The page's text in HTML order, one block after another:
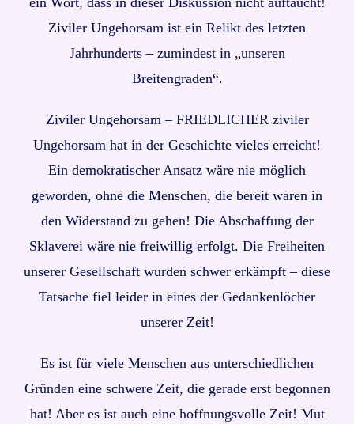
Ziviler Ungehorsam ist ein Relikt des letzten
Jahrhunderts – zumindest in „unseren
Breitengraden“.
Ziviler Ungehorsam – FRIEDLICHER ziviler
Ungehorsam hat in der Geschichte vieles erreicht!
Ein demokratischer Ansatz wäre nie möglich
geworden, ohne die Menschen, die bereit waren in
den Widerstand zu gehen! Die Abschaffung der
Sklaverei wäre nie freiwillig erfolgt. Die Freiheiten
unserer Gesellschaft wurden schwer erkämpft – diese
Tatsache fiel leider in eines der Gedankenlöcher
unserer Zeit!
Es ist für viele Menschen aus unterschiedlichen
Gründen eine schwere Zeit, die gerade erst begonnen
hat! Aber es ist auch eine hoffnungsvolle Zeit! Mut